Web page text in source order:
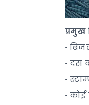
प्रमुख
•
• दस
•
•